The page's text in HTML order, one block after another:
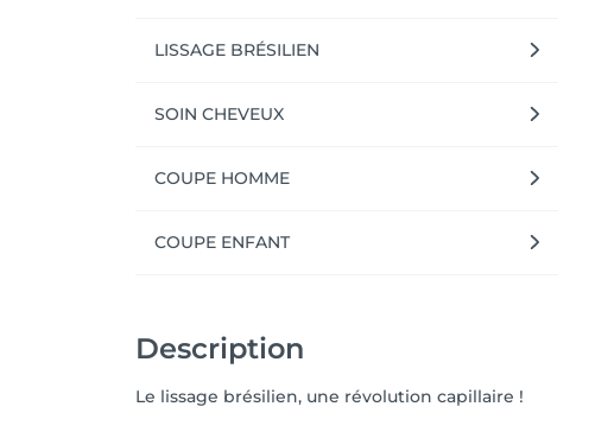
LISSAGE BRÉSILIEN
SOIN CHEVEUX
COUPE HOMME
COUPE ENFANT
Description
Le lissage brésilien, une révolution capillaire !